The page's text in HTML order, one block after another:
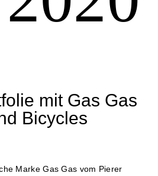
mit Gas Gas
Bicycles
Marke Gas Gas vom Pierer